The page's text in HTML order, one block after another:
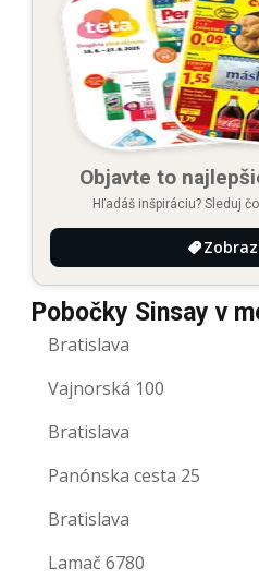
Objavte to
Hľadáš inšpiráciu? Sleduj
Pobočky Sinsay v
Bratislava
Vajnorská 100
Bratislava
Panónska cesta 25
Bratislava
Lamač 6780